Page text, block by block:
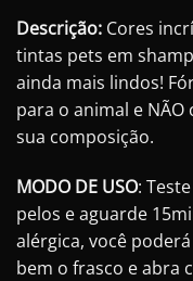
Descrição: Cores
tintas pets em
ainda mais lindos!
para o animal e
sua composição.
MODO DE USO:
pelos e aguarde
alérgica, você
bem o frasco e abra